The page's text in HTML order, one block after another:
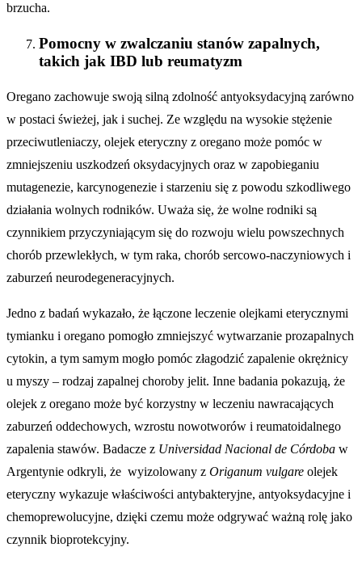
brzucha.
Pomocny w zwalczaniu stanów zapalnych,
takich jak IBD lub reumatyzm
Oregano zachowuje swoją silną zdolność antyoksydacyjną zarówno
w postaci świeżej, jak i suchej. Ze względu na wysokie stężenie
przeciwutleniaczy, olejek eteryczny z oregano może pomóc w
zmniejszeniu uszkodzeń oksydacyjnych oraz w zapobieganiu
mutagenezie, karcynogenezie i starzeniu się z powodu szkodliwego
działania wolnych rodników. Uważa się, że wolne rodniki są
czynnikiem przyczyniającym się do rozwoju wielu powszechnych
chorób przewlekłych, w tym raka, chorób sercowo-naczyniowych i
zaburzeń neurodegeneracyjnych.
Jedno z badań wykazało, że łączone leczenie olejkami eterycznymi
tymianku i oregano pomogło zmniejszyć wytwarzanie prozapalnych
cytokin, a tym samym mogło pomóc złagodzić zapalenie okrężnicy
u myszy – rodzaj zapalnej choroby jelit. Inne badania pokazują, że
olejek z oregano może być korzystny w leczeniu nawracających
zaburzeń oddechowych, wzrostu nowotworów i reumatoidalnego
zapalenia stawów. Badacze z Universidad Nacional de Córdoba w
Argentynie odkryli, że wyizolowany z Origanum vulgare olejek
eteryczny wykazuje właściwości antybakteryjne, antyoksydacyjne i
chemoprewolucyjne, dzięki czemu może odgrywać ważną rolę jako
czynnik bioprotekcyjny.